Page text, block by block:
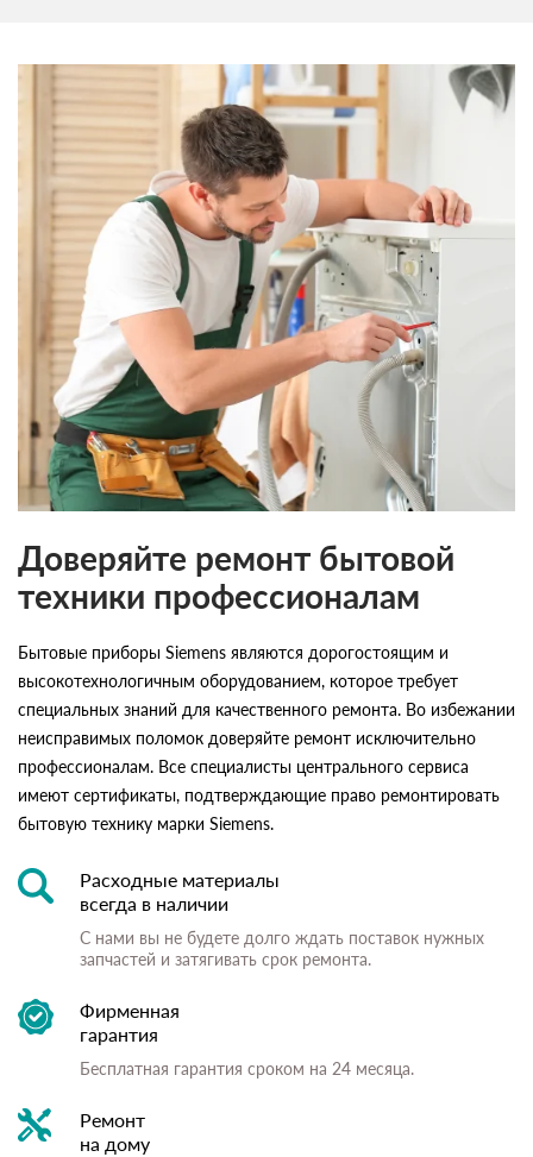
Доверяйте ремонт бытовой
техники профессионалам
Бытовые приборы Siemens являются дорогостоящим и
высокотехнологичным оборудованием, которое требует
специальных знаний для качественного ремонта. Во избежании
неисправимых поломок доверяйте ремонт исключительно
профессионалам. Все специалисты центрального сервиса
имеют сертификаты, подтверждающие право ремонтировать
бытовую технику марки Siemens.
Расходные материалы
всегда в наличии
С нами вы не будете долго ждать поставок нужных
запчастей и затягивать срок ремонта.
Фирменная
гарантия
Бесплатная гарантия сроком на 24 месяца.
Ремонт
на дому